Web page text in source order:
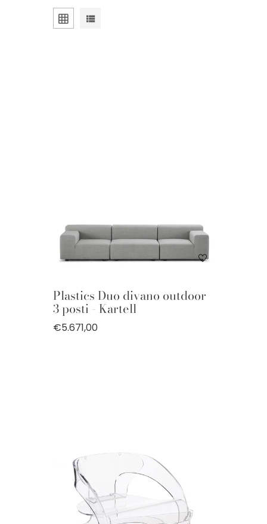
Plastics Duo divano outdoor
3 posti - Kartell
€5.671,00